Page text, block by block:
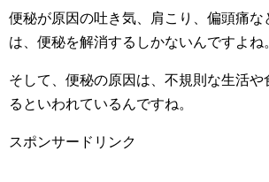
便秘が原因の吐き気、肩こり、偏頭痛な
は、便秘を解消するしかないんですよね
そして、便秘の原因は、不規則な生活や
るといわれているんですね。
スポンサードリンク